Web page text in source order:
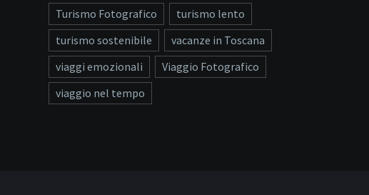
Turismo Fotografico
turismo lento
turismo sostenibile
vacanze in Toscana
viaggi emozionali
Viaggio Fotografico
viaggio nel tempo